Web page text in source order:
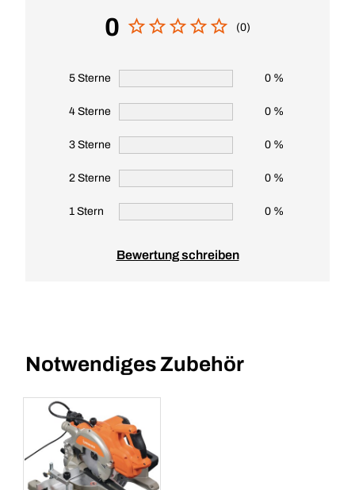
0 (0)
5 Sterne 0 %
4 Sterne 0 %
3 Sterne 0 %
2 Sterne 0 %
1 Stern 0 %
Bewertung schreiben
Notwendiges Zubehör